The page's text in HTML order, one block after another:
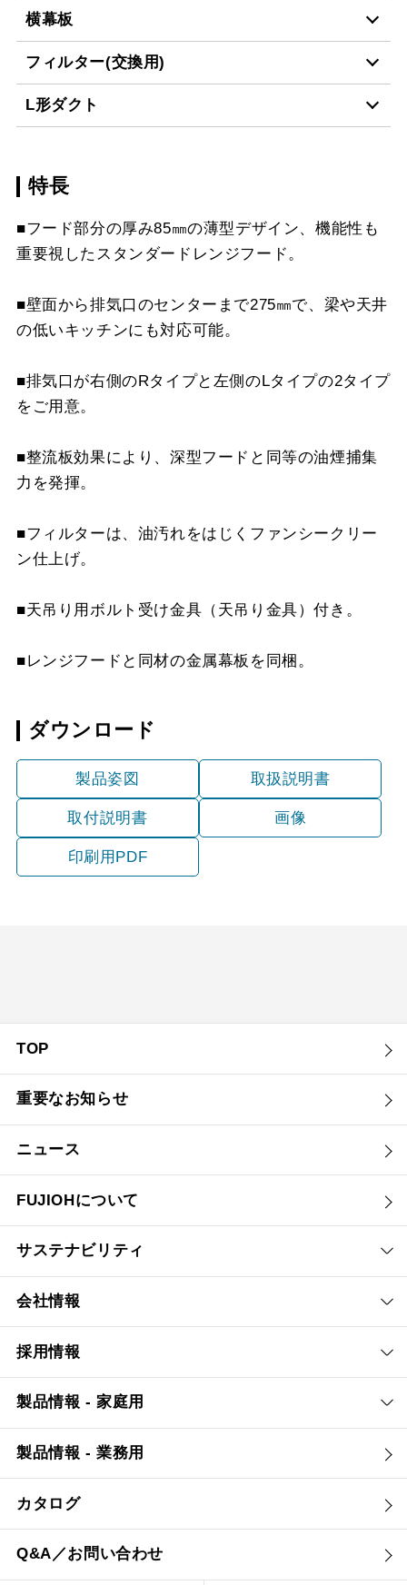
横幕板
YMP-NSB-515AR
BK
¥7,150（税抜価格 ￥
BK
YMP-NSB-515AR
YMP-NSB-515AL
W
¥7,150（税抜価格 ￥
YMP-NSB-515AR
SI
¥8,470（税抜価格 ￥
YMP-NSB-515AL
SI
¥8,470（税抜価格 ￥
YMP-NSB-515AR
S4
¥13,310（税抜価格 ￥
YMP-NSB-515AL
¥13,310（税抜価格 ￥
フィルター(交換用)
スクロールできます
L形ダクト
LD-15
スクロールできます
特長
■フード部分の厚み85㎜の薄型デザイン、機能性も
重要視したスタンダードレンジフード。
■壁面から排気口のセンターまで275㎜で、梁や天井
の低いキッチンにも対応可能。
■排気口が右側のRタイプと左側のLタイプの2タイプ
をご用意。
■整流板効果により、深型フードと同等の油煙捕集
力を発揮。
■フィルターは、油汚れをはじくファンシークリー
ン仕上げ。
■天吊り用ボルト受け金具（天吊り金具）付き。
■レンジフードと同材の金属幕板を同梱。
ダウンロード
製品姿図 取扱説明書
取付説明書 画像
印刷用PDF
TOP
重要なお知らせ
ニュース
FUJIOHについて
サステナビリティ
会社情報
採用情報
製品情報 - 家庭用
製品情報 - 業務用
カタログ
Q&A／お問い合わせ